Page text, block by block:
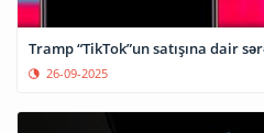
Tramp “TikTok”un satışına dair
26-09-2025